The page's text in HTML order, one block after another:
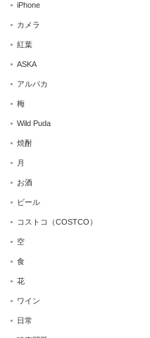
iPhone
カメラ
紅葉
ASKA
アルパカ
梅
Wild Puda
焼酎
月
お酒
ビール
コストコ（COSTCO）
空
食
花
ワイン
日常